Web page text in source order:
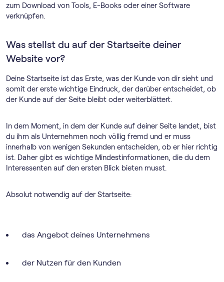
zum Download von Tools, E-Books oder einer Software
verknüpfen.
Was stellst du auf der Startseite deiner
Website vor?
Deine Startseite ist das Erste, was der Kunde von dir sieht und
somit der erste wichtige Eindruck, der darüber entscheidet, ob
der Kunde auf der Seite bleibt oder weiterblättert.
In dem Moment, in dem der Kunde auf deiner Seite landet, bist
du ihm als Unternehmen noch völlig fremd und er muss
innerhalb von wenigen Sekunden entscheiden, ob er hier richtig
ist. Daher gibt es wichtige Mindestinformationen, die du dem
Interessenten auf den ersten Blick bieten musst.
Absolut notwendig auf der Startseite:
das Angebot deines Unternehmens
der Nutzen für den Kunden